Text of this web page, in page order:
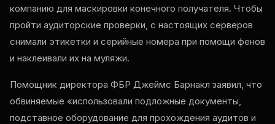
компанию для маскировки конечного получателя. Чтобы
пройти аудиторские проверки, с настоящих серверов
снимали этикетки и серийные номера при помощи фенов
и наклеивали их на муляжи.
Помощник директора ФБР Джеймс Барнакл заявил, что
обвиняемые «использовали подложные документы,
подставное оборудование для прохождения аудитов и